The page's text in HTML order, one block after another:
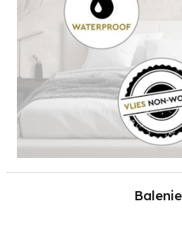
Balenie